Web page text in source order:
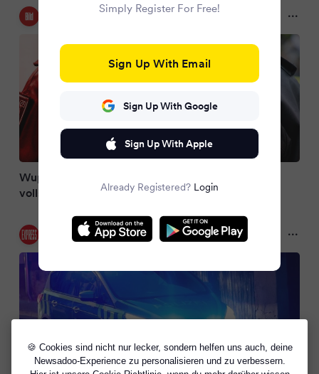
🍪 Cookies sind nicht nur lecker, sondern helfen uns auch, deine
Newsadoo-Experience zu personalisieren und zu verbessern.
Wuppertal: Haftbefehl gegen Remscheider
vollstreckt
10 months ago
Simply Register For Free!
Sign Up With Email
Sign Up With Google
Sign Up With Apple
Already Registered? Login